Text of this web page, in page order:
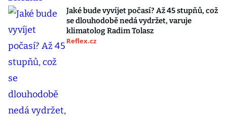
Jaké bude vyvíjet počasí? Až 45 stupňů, což
se dlouhodobě nedá vydržet, varuje
klimatolog Radim Tolasz
Reflex.cz